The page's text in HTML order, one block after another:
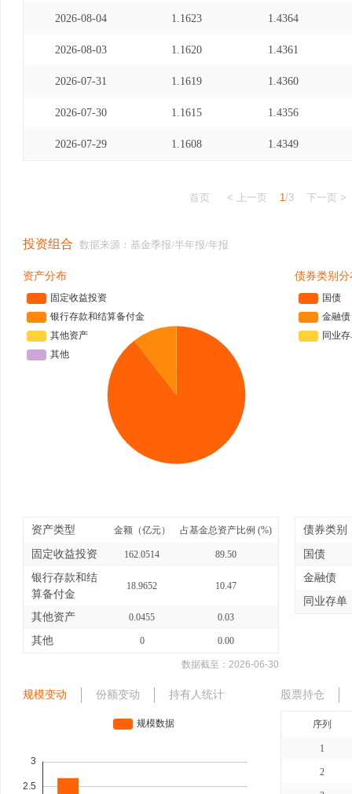
2026-08-04 1.1623 1.4364
2026-08-03 1.1620 1.4361
2026-07-31 1.1619 1.4360
2026-07-30 1.1615 1.4356
2026-07-29 1.1608 1.4349
首页 < 上一页 1/3 下一页 >
投资组合 数据来源：基金季报/半年报/年报
资产分布
资产类型 金额（亿元） 占基金总资产比例 (%)
固定收益投资 162.0514 89.50
银行存款和结
算备付金
18.9652 10.47
其他资产 0.0455 0.03
其他 0 0.00
数据截至： 2026-06-30
债券类别分
债券类别
国债
金融债
同业存单
规模变动 份额变动 持有人统计 股票持仓
序列
1
2